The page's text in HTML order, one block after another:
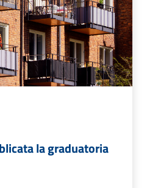
la graduatoria